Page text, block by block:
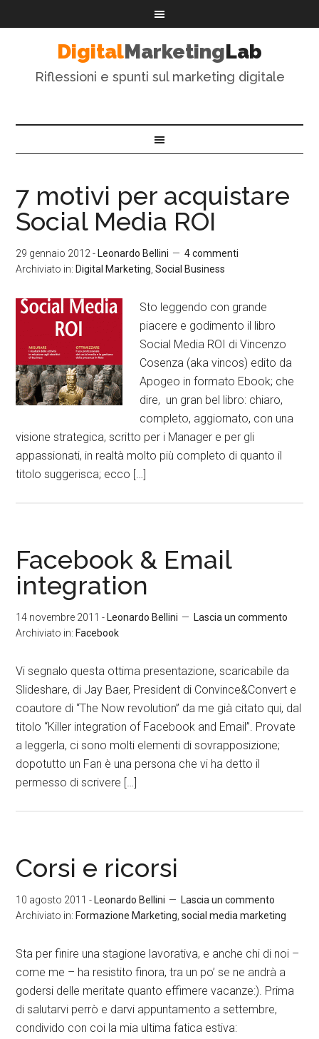
DigitalMarketingLab
Riflessioni e spunti sul marketing digitale
7 motivi per acquistare
Social Media ROI
29 gennaio 2012 - Leonardo Bellini
4 commenti
Archiviato in: Digital Marketing ,Social Business
Sto leggendo con grande
piacere e godimento il libro
Social Media ROI di Vincenzo
Cosenza (aka vincos) edito da
Apogeo in formato Ebook; che
dire, un gran bel libro: chiaro,
completo, aggiornato, con una
visione strategica, scritto per i Manager e per gli
appassionati, in realtà molto più completo di quanto il
titolo suggerisca; ecco […]
Facebook & Email
integration
14 novembre 2011 - Leonardo Bellini
Lascia un commento
Archiviato in: Facebook
Vi segnalo questa ottima presentazione, scaricabile da
Slideshare, di Jay Baer, President di Convince&Convert e
coautore di “The Now revolution” da me già citato qui, dal
titolo “Killer integration of Facebook and Email”. Provate
a leggerla, ci sono molti elementi di sovrapposizione;
dopotutto un Fan è una persona che vi ha detto il
permesso di scrivere […]
Corsi e ricorsi
10 agosto 2011 - Leonardo Bellini
Lascia un commento
Archiviato in: Formazione Marketing ,social media marketing
Sta per finire una stagione lavorativa, e anche chi di noi –
come me – ha resistito finora, tra un po’ se ne andrà a
godersi delle meritate quanto effimere vacanze:). Prima
di salutarvi perrò e darvi appuntamento a settembre,
condivido con coi la mia ultima fatica estiva: